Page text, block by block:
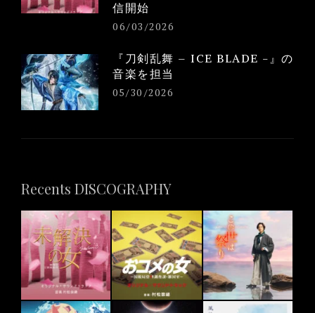
信開始
06/03/2026
『刀剣乱舞 – ICE BLADE -』の
音楽を担当
05/30/2026
Recents DISCOGRAPHY